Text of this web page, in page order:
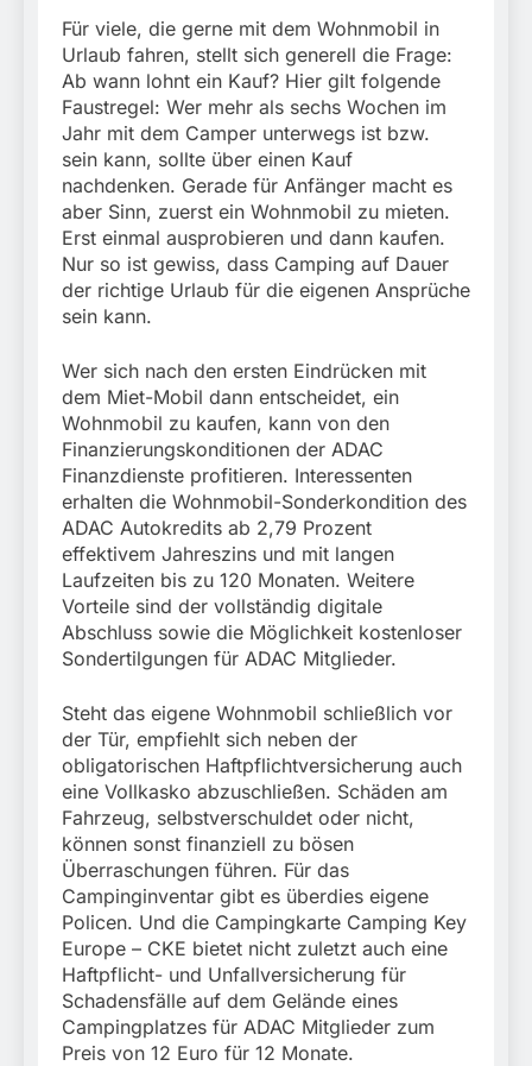
Für viele, die gerne mit dem Wohnmobil in
Urlaub fahren, stellt sich generell die Frage:
Ab wann lohnt ein Kauf? Hier gilt folgende
Faustregel: Wer mehr als sechs Wochen im
Jahr mit dem Camper unterwegs ist bzw.
sein kann, sollte über einen Kauf
nachdenken. Gerade für Anfänger macht es
aber Sinn, zuerst ein Wohnmobil zu mieten.
Erst einmal ausprobieren und dann kaufen.
Nur so ist gewiss, dass Camping auf Dauer
der richtige Urlaub für die eigenen Ansprüche
sein kann.
Wer sich nach den ersten Eindrücken mit
dem Miet-Mobil dann entscheidet, ein
Wohnmobil zu kaufen, kann von den
Finanzierungskonditionen der ADAC
Finanzdienste profitieren. Interessenten
erhalten die Wohnmobil-Sonderkondition des
ADAC Autokredits ab 2,79 Prozent
effektivem Jahreszins und mit langen
Laufzeiten bis zu 120 Monaten. Weitere
Vorteile sind der vollständig digitale
Abschluss sowie die Möglichkeit kostenloser
Sondertilgungen für ADAC Mitglieder.
Steht das eigene Wohnmobil schließlich vor
der Tür, empfiehlt sich neben der
obligatorischen Haftpflichtversicherung auch
eine Vollkasko abzuschließen. Schäden am
Fahrzeug, selbstverschuldet oder nicht,
können sonst finanziell zu bösen
Überraschungen führen. Für das
Campinginventar gibt es überdies eigene
Policen. Und die Campingkarte Camping Key
Europe – CKE bietet nicht zuletzt auch eine
Haftpflicht- und Unfallversicherung für
Schadensfälle auf dem Gelände eines
Campingplatzes für ADAC Mitglieder zum
Preis von 12 Euro für 12 Monate.